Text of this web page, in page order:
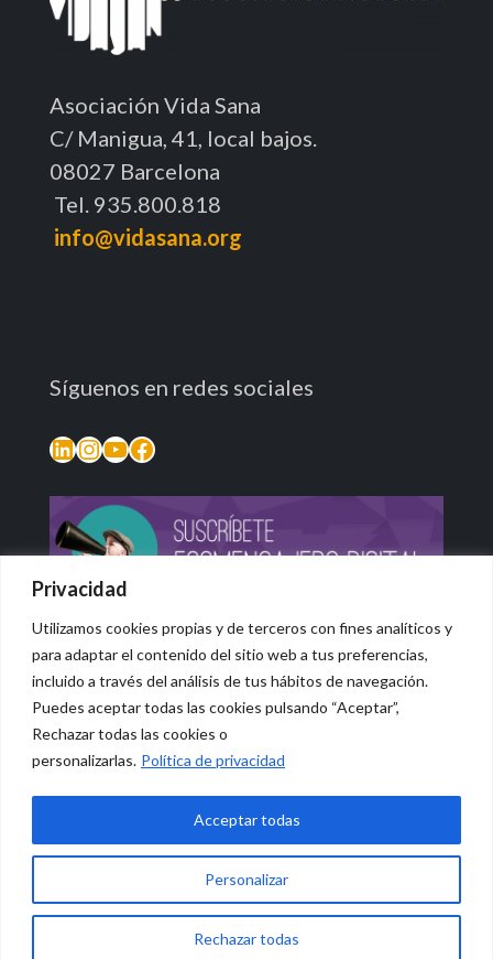
Privacidad
Utilizamos cookies propias y de terceros con fines analíticos y
para adaptar el contenido del sitio web a tus preferencias,
incluido a través del análisis de tus hábitos de navegación.
Puedes aceptar todas las cookies pulsando “Aceptar”,
Rechazar todas las cookies o
personalizarlas. Política de privacidad
Personalizar
Rechazar todas
Acceptar todas
Asociación Vida Sana
C/ Manigua, 41, local bajos.
08027 Barcelona
Tel. 935.800.818
info@vidasana.org
Síguenos en redes sociales
LinkedIn
Instagram
YouTube
Facebook
© 2026 Vidasana | All Rights Reserved
Aviso legal
Política de privacidad
Política de devolución monetaria